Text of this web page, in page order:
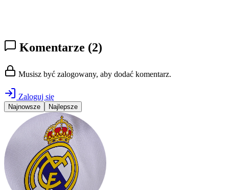
Komentarze (2)
Musisz być zalogowany, aby dodać komentarz.
Zaloguj się
Najnowsze Najlepsze